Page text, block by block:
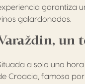
garantiza
galardonados.
un
a solo una
Croacia, famosa